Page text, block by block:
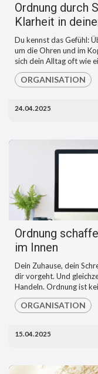
Ordnung durch
Klarheit in
Du kennst das Gefühl:
um die Ohren und im
sich dein Alltag oft wie
ORGANISATION
24.04.2025
Ordnung
im Innen
Dein Zuhause, dein
dir vorgeht. Und
Handeln. Ordnung ist
ORGANISATION
15.04.2025